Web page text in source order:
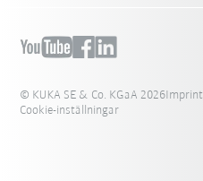
© KUKA SE & Co. KGaA 2026Imprint
Cookie-inställningar